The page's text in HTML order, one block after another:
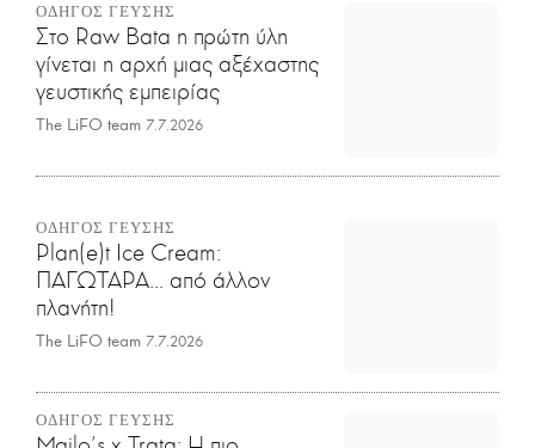
ΟΔΗΓΟΣ ΓΕΥΣΗΣ
Στο Raw Bata η πρώτη ύλη
γίνεται η αρχή μιας αξέχαστης
γευστικής εμπειρίας
The LiFO team 7.7.2026
ΟΔΗΓΟΣ ΓΕΥΣΗΣ
Plan(e)t Ice Cream:
ΠΑΓΩΤΑΡΑ... από άλλον
πλανήτη!
The LiFO team 7.7.2026
ΟΔΗΓΟΣ ΓΕΥΣΗΣ